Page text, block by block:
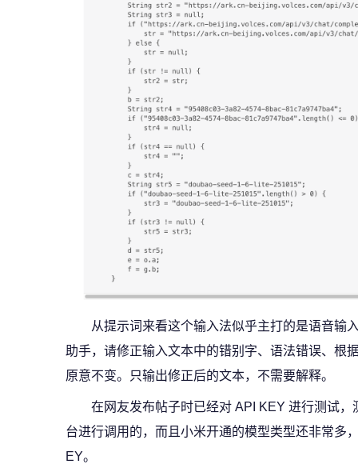
从提示词来看这个输入法似乎主打的是语音输
助手，请修正输入文本中的错别字、语法错误、根
原意不变。只输出修正后的文本，不需要解释。
在网友发布帖子时已经对 API KEY 进行测试
台进行调用的，而且小米开通的模型类型还非常多
EY。